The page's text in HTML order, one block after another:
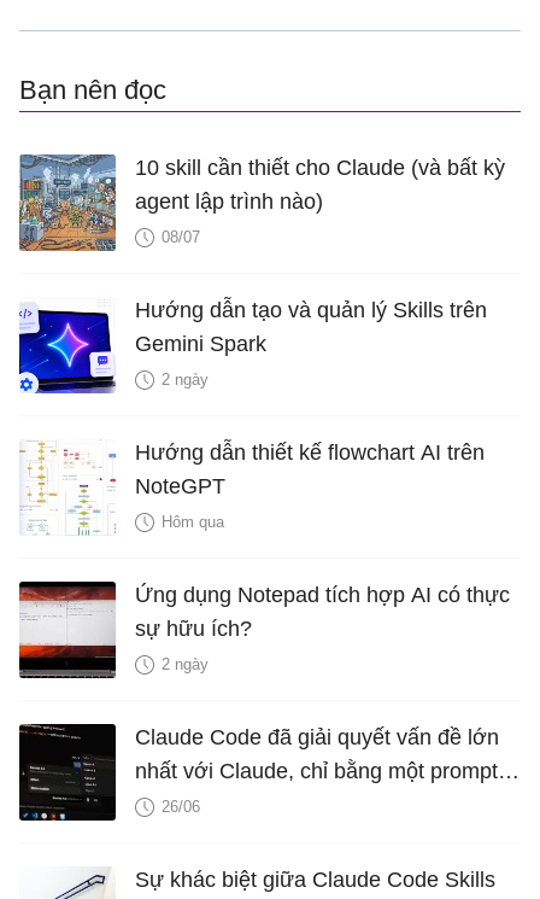
Bạn nên đọc
10 skill cần thiết cho Claude (và bất kỳ
agent lập trình nào)
08/07
Hướng dẫn tạo và quản lý Skills trên
Gemini Spark
2 ngày
Hướng dẫn thiết kế flowchart AI trên
NoteGPT
Hôm qua
Ứng dụng Notepad tích hợp AI có thực
sự hữu ích?
2 ngày
Claude Code đã giải quyết vấn đề lớn
nhất với Claude, chỉ bằng một prompt
duy nhất
26/06
Sự khác biệt giữa Claude Code Skills